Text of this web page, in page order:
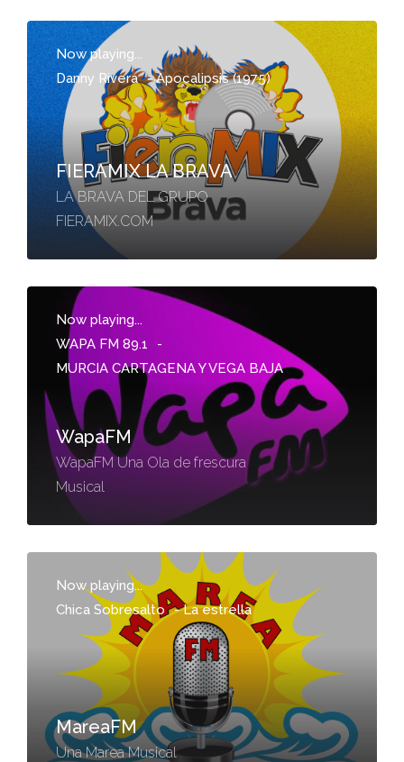
Now playing...
Danny Rivera -Apocalipsis (1975)
FIERAMIX LA BRAVA
LA BRAVA DEL GRUPO
FIERAMIX.COM
Now playing...
WAPA FM 89.1
-
MURCIA CARTAGENA Y VEGA BAJA
WapaFM
WapaFM Una Ola de frescura
Musical
Now playing...
Chica Sobresalto -La estrella
MareaFM
Una Marea Musical